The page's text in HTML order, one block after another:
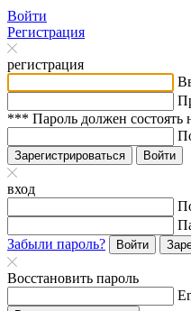
Войти
Регистрация
регистрация
*** Пароль должен состоять
Зарегистрироваться Войти
вход
Забыли пароль?
Войти
Восстановить пароль